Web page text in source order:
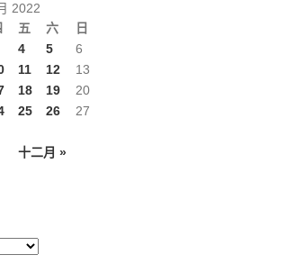
2022
五 六 日
十二月 »
4 5
6
11 12
13
18 19
20
25 26
27